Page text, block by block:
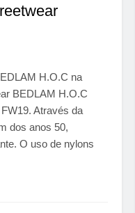
H.O.C na
BEDLAM H.O.C
Através da
dos anos 50,
O uso de nylons